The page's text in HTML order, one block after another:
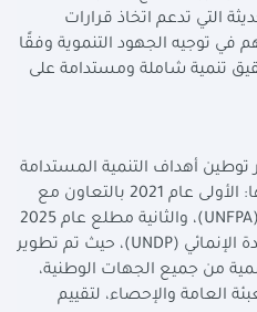
التي تدعم اتخاذ قرارات
في توجيه الجهود التنموية وفقًا
تنمية شاملة ومستدامة على
توطين أهداف التنمية المستدامة
التي أصدرت الوزارة نسختين منها: الأولى عام 2021 بالتعاون مع
UNFPA
)، والثانية مطلع عام 2025
الإنمائي (UNDP)، حيث تم تطوير
من جميع الجهات الوطنية،
العامة والإحصاء، لتقييم